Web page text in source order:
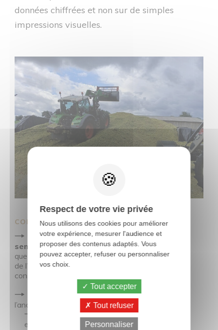
données chiffrées et non sur de simples
impressions visuelles.
COMMENT PROCÉDER ?
L’idéal est d’attendreau minimum 6–8
semaines après l’ensilageavant d’ouvrir, afin
que la fermentation soit stabilisée et la digestibilité
de l’amidon optimisée. D’où l’importance de pouvoir
constituer un stock de report suffisant.
Mélanger progressivement,par paliers
l’ancien et le nouvel ensilage dans la ration.
Jours 1–3 : incorporer 20–25 % du nouvel
ensilage dans la ration totale.
Respect de votre vie privée
Nous utilisons des cookies pour améliorer
votre expérience, mesurer l'audience et
proposer des contenus adaptés. Vous
pouvez accepter, refuser ou personnaliser
vos choix.
Tout accepter
Tout refuser
Personnaliser